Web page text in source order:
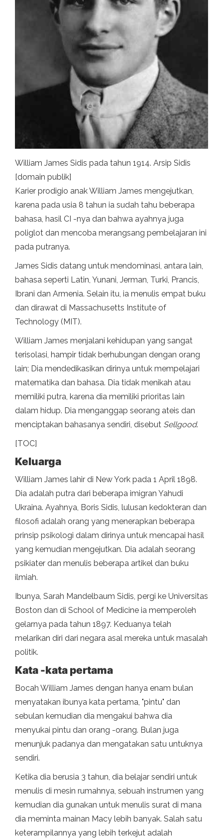
William James Sidis pada tahun 1914. Arsip Sidis
[domain publik]
Karier prodigio anak William James mengejutkan,
karena pada usia 8 tahun ia sudah tahu beberapa
bahasa, hasil CI -nya dan bahwa ayahnya juga
poliglot dan mencoba merangsang pembelajaran ini
pada putranya.
James Sidis datang untuk mendominasi, antara lain,
bahasa seperti Latin, Yunani, Jerman, Turki, Prancis,
Ibrani dan Armenia. Selain itu, ia menulis empat buku
dan dirawat di Massachusetts Institute of
Technology (MIT).
William James menjalani kehidupan yang sangat
terisolasi, hampir tidak berhubungan dengan orang
lain; Dia mendedikasikan dirinya untuk mempelajari
matematika dan bahasa. Dia tidak menikah atau
memiliki putra, karena dia memiliki prioritas lain
dalam hidup. Dia menganggap seorang ateis dan
menciptakan bahasanya sendiri, disebut Sellgood.
[TOC]
Keluarga
William James lahir di New York pada 1 April 1898.
Dia adalah putra dari beberapa imigran Yahudi
Ukraina. Ayahnya, Boris Sidis, lulusan kedokteran dan
filosofi adalah orang yang menerapkan beberapa
prinsip psikologi dalam dirinya untuk mencapai hasil
yang kemudian mengejutkan. Dia adalah seorang
psikiater dan menulis beberapa artikel dan buku
ilmiah.
Ibunya, Sarah Mandelbaum Sidis, pergi ke Universitas
Boston dan di School of Medicine ia memperoleh
gelarnya pada tahun 1897. Keduanya telah
melarikan diri dari negara asal mereka untuk masalah
politik.
Kata -kata pertama
Bocah William James dengan hanya enam bulan
menyatakan ibunya kata pertama, "pintu" dan
sebulan kemudian dia mengakui bahwa dia
menyukai pintu dan orang -orang. Bulan juga
menunjuk padanya dan mengatakan satu untuknya
sendiri.
Ketika dia berusia 3 tahun, dia belajar sendiri untuk
menulis di mesin rumahnya, sebuah instrumen yang
kemudian dia gunakan untuk menulis surat di mana
dia meminta mainan Macy lebih banyak. Salah satu
keterampilannya yang lebih terkejut adalah